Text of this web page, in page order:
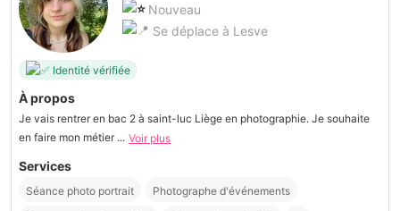
Nouveau
Se déplace à Lesve
Identité vérifiée
À propos
Je vais rentrer en bac 2 à saint-luc Liège en photographie. Je souhaite
en faire mon métier ... Voir plus
Services
Séance photo portrait Photographe d'événements